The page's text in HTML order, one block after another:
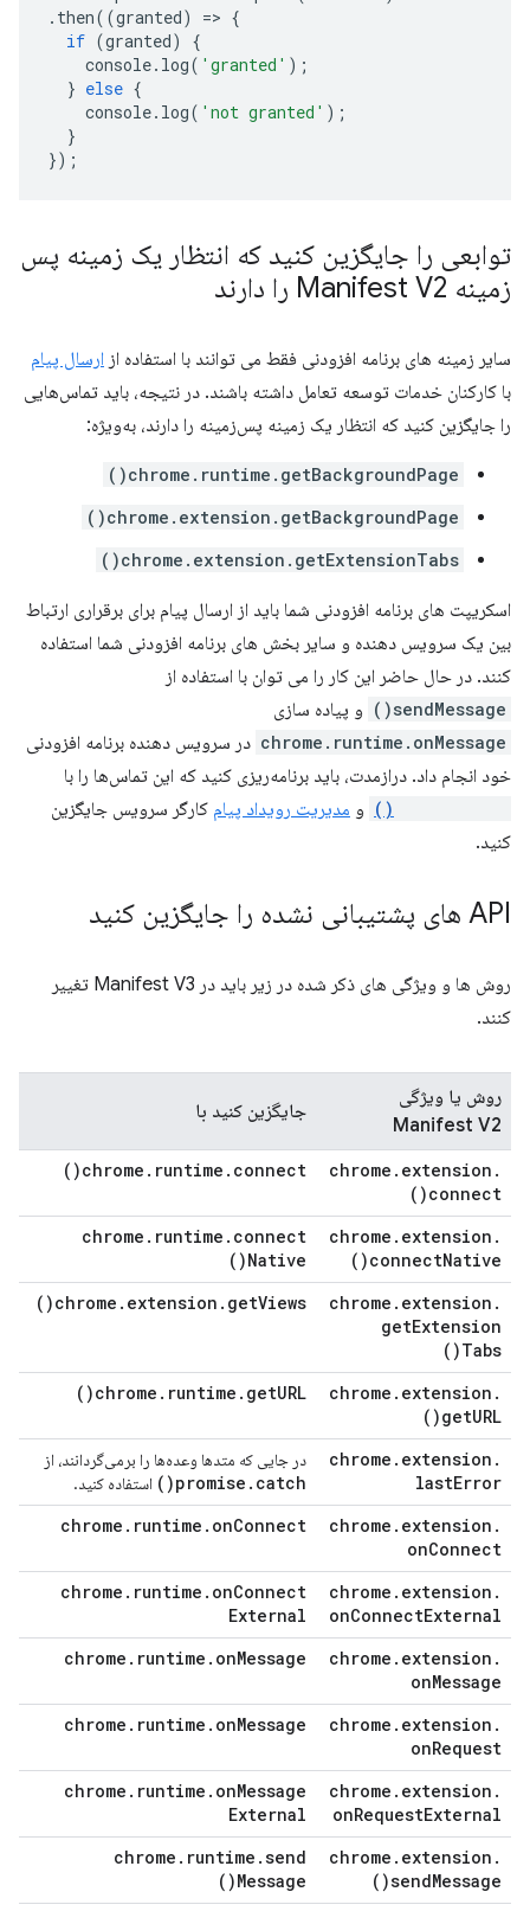
. then((granted) => {
if (granted)
{
console. log( 'granted' );
} else {
console. log( 'not granted' );
}
});
توابعی را جایگزین کنید که انتظار یک زمینه پس
زمینه Manifest V2 را دارند
سایر زمینه های برنامه افزودنی فقط می توانند با استفاده از ارسال پیام
با کارکنان خدمات توسعه تعامل داشته باشند. در نتیجه، باید تماس‌هایی
را جایگزین کنید که انتظار یک زمینه پس‌زمینه را دارند، به‌ویژه:
chrome.runtime.getBackgroundPage()
chrome.extension.getBackgroundPage()
chrome.extension.getExtensionTabs()
اسکریپت های برنامه افزودنی شما باید از ارسال پیام برای برقراری ارتباط
بین یک سرویس دهنده و سایر بخش های برنامه افزودنی شما استفاده
کنند. در حال حاضر این کار را می توان با استفاده از
sendMessage() و پیاده سازی
chrome.runtime.onMessage در سرویس دهنده برنامه افزودنی
خود انجام داد. درازمدت، باید برنامه‌ریزی کنید که این تماس‌ها را با
و مدیریت رویداد پیام کارگر سرویس جایگزین
کنید.
API های پشتیبانی نشده را جایگزین کنید
روش ها و ویژگی های ذکر شده در زیر باید در Manifest V3 تغییر
کنند.
روش یا ویژگی
Manifest V2
جایگزین کنید با
chrome . extension .
connect(
)
chrome . runtime . connect(
)
chrome . extension .
connectNative(
)
chrome . runtime . connect
Native(
)
chrome . extension .
getExtension
Tabs(
)
chrome . extension . getViews(
)
chrome . extension .
getURL(
)
chrome . runtime . getURL(
)
chrome . extension .
lastError
در جایی که متدها وعده‌ها را برمی‌گردانند، از
promise . catch(
) استفاده کنید.
chrome . extension .
onConnect
chrome . runtime . onConnect
chrome . extension .
onConnectExternal
chrome . runtime . onConnect
External
chrome . extension .
onMessage
chrome . runtime . onMessage
chrome . extension .
onRequest
chrome . runtime . onMessage
chrome . extension .
onRequestExternal
chrome . runtime . onMessage
External
chrome . extension .
sendMessage(
)
chrome . runtime .send
Message(
)